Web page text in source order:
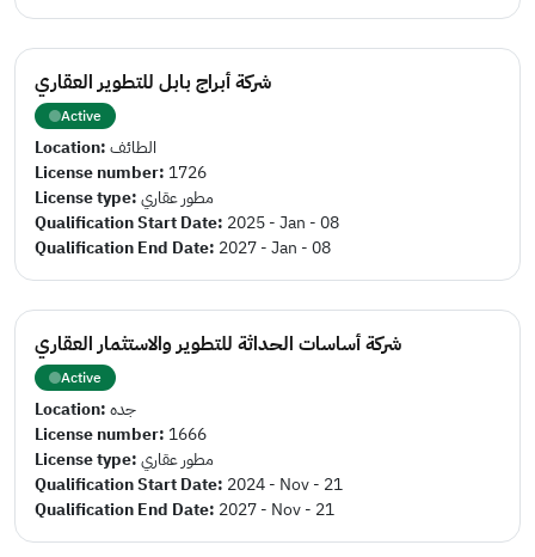
شركة أبراج بابل للتطوير العقاري
Active
Location:الطائف
License number: 1726
License type:مطور عقاري
Qualification Start Date: 2025 - Jan - 08
Qualification End Date: 2027 - Jan - 08
شركة أساسات الحداثة للتطوير والاستثمار العقاري
Active
Location:جده
License number: 1666
License type:مطور عقاري
Qualification Start Date: 2024 - Nov - 21
Qualification End Date: 2027 - Nov - 21